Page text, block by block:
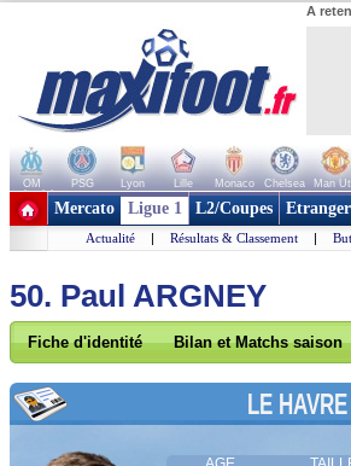
A
OM PSG Lyon Lille Monaco Chelsea Man
+ de clubs
Mercato Ligue 1 L2/Coupes Etranger
Actualité | Résultats & Classement |
50. Paul ARGNEY
Fiche d'identité Bilan et Matchs saison
LE HAVRE